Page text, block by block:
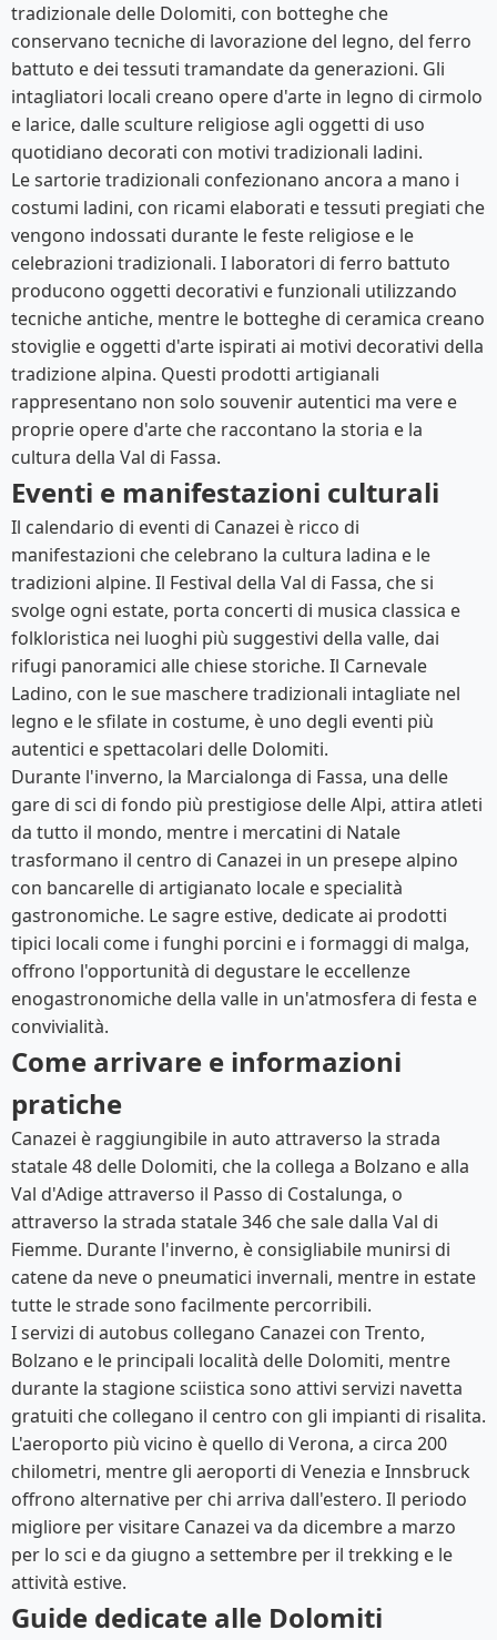
tradizionale delle Dolomiti, con botteghe che
conservano tecniche di lavorazione del legno, del ferro
battuto e dei tessuti tramandate da generazioni. Gli
intagliatori locali creano opere d'arte in legno di cirmolo
e larice, dalle sculture religiose agli oggetti di uso
quotidiano decorati con motivi tradizionali ladini.
Le sartorie tradizionali confezionano ancora a mano i
costumi ladini, con ricami elaborati e tessuti pregiati che
vengono indossati durante le feste religiose e le
celebrazioni tradizionali. I laboratori di ferro battuto
producono oggetti decorativi e funzionali utilizzando
tecniche antiche, mentre le botteghe di ceramica creano
stoviglie e oggetti d'arte ispirati ai motivi decorativi della
tradizione alpina. Questi prodotti artigianali
rappresentano non solo souvenir autentici ma vere e
proprie opere d'arte che raccontano la storia e la
cultura della Val di Fassa.
Eventi e manifestazioni culturali
Il calendario di eventi di Canazei è ricco di
manifestazioni che celebrano la cultura ladina e le
tradizioni alpine. Il Festival della Val di Fassa, che si
svolge ogni estate, porta concerti di musica classica e
folkloristica nei luoghi più suggestivi della valle, dai
rifugi panoramici alle chiese storiche. Il Carnevale
Ladino, con le sue maschere tradizionali intagliate nel
legno e le sfilate in costume, è uno degli eventi più
autentici e spettacolari delle Dolomiti.
Durante l'inverno, la Marcialonga di Fassa, una delle
gare di sci di fondo più prestigiose delle Alpi, attira atleti
da tutto il mondo, mentre i mercatini di Natale
trasformano il centro di Canazei in un presepe alpino
con bancarelle di artigianato locale e specialità
gastronomiche. Le sagre estive, dedicate ai prodotti
tipici locali come i funghi porcini e i formaggi di malga,
offrono l'opportunità di degustare le eccellenze
enogastronomiche della valle in un'atmosfera di festa e
convivialità.
Come arrivare e informazioni
pratiche
Canazei è raggiungibile in auto attraverso la strada
statale 48 delle Dolomiti, che la collega a Bolzano e alla
Val d'Adige attraverso il Passo di Costalunga, o
attraverso la strada statale 346 che sale dalla Val di
Fiemme. Durante l'inverno, è consigliabile munirsi di
catene da neve o pneumatici invernali, mentre in estate
tutte le strade sono facilmente percorribili.
I servizi di autobus collegano Canazei con Trento,
Bolzano e le principali località delle Dolomiti, mentre
durante la stagione sciistica sono attivi servizi navetta
gratuiti che collegano il centro con gli impianti di risalita.
L'aeroporto più vicino è quello di Verona, a circa 200
chilometri, mentre gli aeroporti di Venezia e Innsbruck
offrono alternative per chi arriva dall'estero. Il periodo
migliore per visitare Canazei va da dicembre a marzo
per lo sci e da giugno a settembre per il trekking e le
attività estive.
Guide dedicate alle Dolomiti